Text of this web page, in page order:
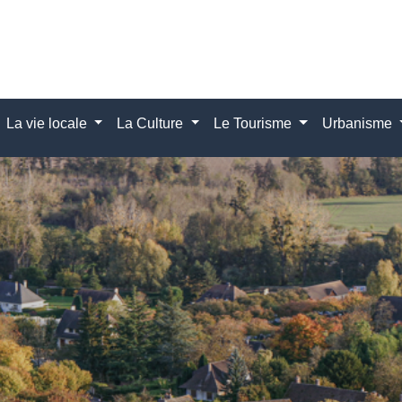
La vie locale La Culture Le Tourisme Urbanisme
Bandeau coquelicots
Mairie de Giverny
Voir plus